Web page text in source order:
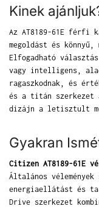
Kinek
Az AT8189-61E férfi
megoldást és
Elfogadható
vagy intelligens,
ragaszkodnak, és
és a titán szerkezet
dizájn a letisztult
Gyakran
Citizen AT8189-61E
Általános
energiaellátást és
Drive szerkezet